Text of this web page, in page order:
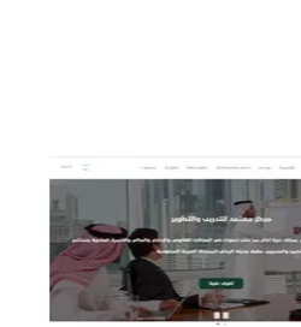
معتمد للتدريب